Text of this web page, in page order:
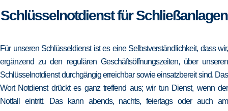
Schlüsselnotdienst für Schließanlagen
Für unseren Schlüsseldienst ist es eine Selbstverständlichkeit, dass wir,
ergänzend zu den regulären Geschäftsöffnungszeiten, über unseren
Schlüsselnotdienst durchgängig erreichbar sowie einsatzbereit sind. Das
Wort Notdienst drückt es ganz treffend aus; wir tun Dienst, wenn der
Notfall eintritt. Das kann abends, nachts, feiertags oder auch am